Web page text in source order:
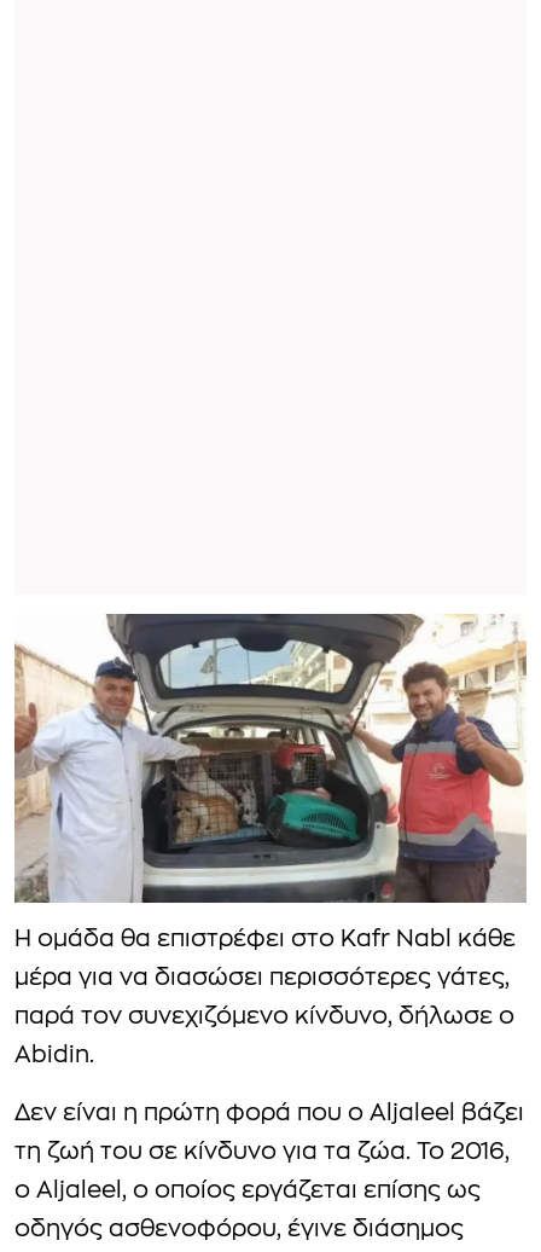
Η ομάδα θα επιστρέφει στο Kafr Nabl κάθε
μέρα για να διασώσει περισσότερες γάτες,
παρά τον συνεχιζόμενο κίνδυνο, δήλωσε ο
Abidin.
Δεν είναι η πρώτη φορά που ο Aljaleel βάζει
τη ζωή του σε κίνδυνο για τα ζώα. Το 2016,
ο Aljaleel, ο οποίος εργάζεται επίσης ως
οδηγός ασθενοφόρου, έγινε διάσημος